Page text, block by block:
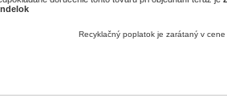
Recyklačný poplatok je zarátaný v cene